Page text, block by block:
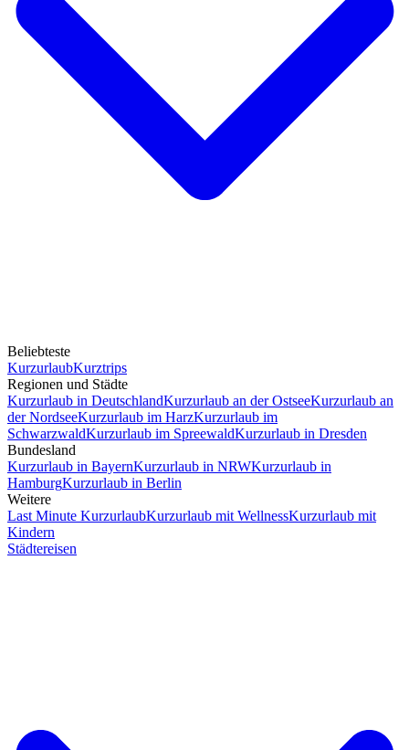
Beliebteste
KurzurlaubKurztrips
Regionen und Städte
Kurzurlaub in DeutschlandKurzurlaub an der OstseeKurzurlaub an
der NordseeKurzurlaub im HarzKurzurlaub im
SchwarzwaldKurzurlaub im SpreewaldKurzurlaub in Dresden
Bundesland
Kurzurlaub in BayernKurzurlaub in NRWKurzurlaub in
HamburgKurzurlaub in Berlin
Weitere
Last Minute KurzurlaubKurzurlaub mit WellnessKurzurlaub mit
Kindern
Städtereisen